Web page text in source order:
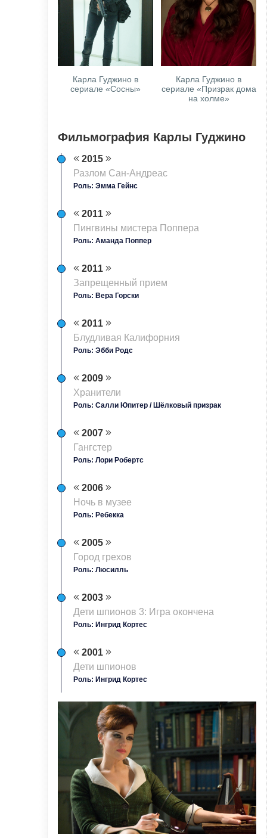
Карла Гуджино в
сериале «Сосны»
Карла Гуджино в
сериале «Призрак дома
на холме»
Фильмография Карлы Гуджино
2015
Разлом Сан-Андреас
Роль: Эмма Гейнс
2011
Пингвины мистера Поппера
Роль: Аманда Поппер
2011
Запрещенный прием
Роль: Вера Горски
2011
Блудливая Калифорния
Роль: Эбби Родс
2009
Хранители
Роль: Салли Юпитер / Шёлковый призрак
2007
Гангстер
Роль: Лори Робертс
2006
Ночь в музее
Роль: Ребекка
2005
Город грехов
Роль: Люсилль
2003
Дети шпионов 3: Игра окончена
Роль: Ингрид Кортес
2001
Дети шпионов
Роль: Ингрид Кортес